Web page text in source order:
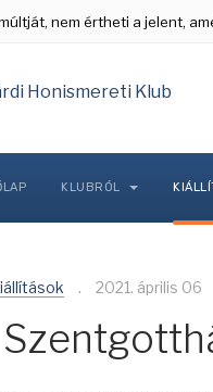
nem értheti a jelent,
KLUBRÓL
2021. április 06